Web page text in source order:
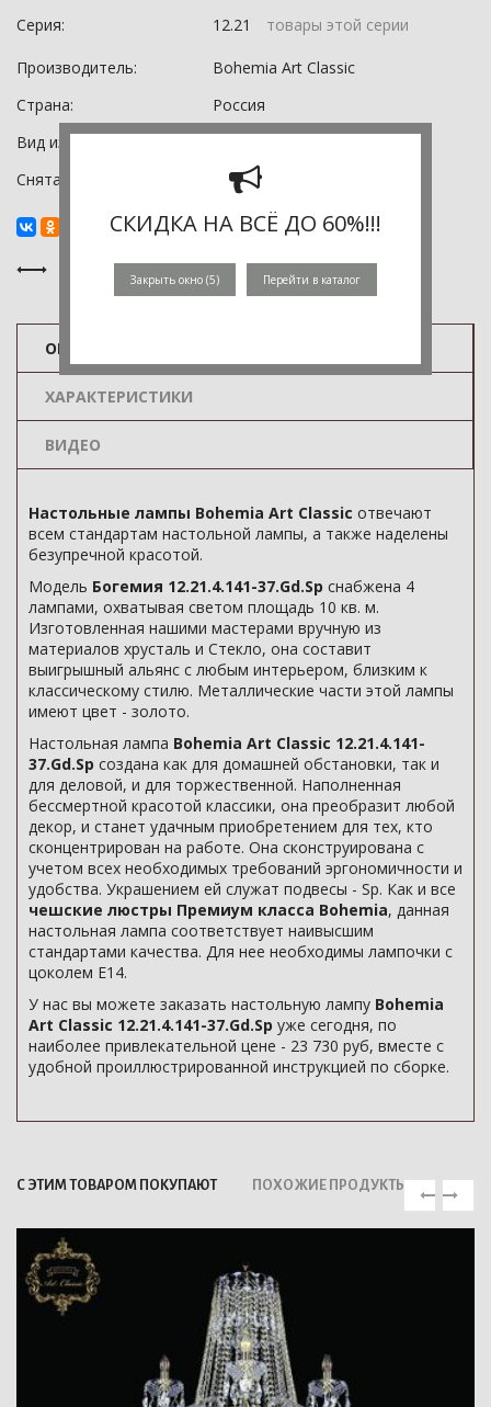
Серия: 12.21 товары этой серии
Производитель:
Bohemia Art Classic
Страна:
Россия
Вид изделия:
Снята с производства:
ОПИСАНИЕ
ХАРАКТЕРИСТИКИ
ВИДЕО
Настольные лампы Bohemia Art Classic отвечают
всем стандартам настольной лампы, а также наделены
безупречной красотой.
Модель Богемия 12.21.4.141-37.Gd.Sp снабжена 4
лампами, охватывая светом площадь 10 кв. м.
Изготовленная нашими мастерами вручную из
материалов хрусталь и Стекло, она составит
выигрышный альянс с любым интерьером, близким к
классическому стилю. Металлические части этой лампы
имеют цвет - золото.
Настольная лампа Bohemia Art Classic 12.21.4.141-
37.Gd.Sp создана как для домашней обстановки, так и
для деловой, и для торжественной. Наполненная
бессмертной красотой классики, она преобразит любой
декор, и станет удачным приобретением для тех, кто
сконцентрирован на работе. Она сконструирована с
учетом всех необходимых требований эргономичности и
удобства. Украшением ей служат подвесы - Sp. Как и все
чешские люстры Премиум класса Bohemia, данная
настольная лампа соответствует наивысшим
стандартами качества. Для нее необходимы лампочки с
цоколем E14.
У нас вы можете заказать настольную лампу Bohemia
Art Classic 12.21.4.141-37.Gd.Sp уже сегодня, по
наиболее привлекательной цене - 23 730 руб, вместе с
удобной проиллюстрированной инструкцией по сборке.
С ЭТИМ ТОВАРОМ ПОКУПАЮТ ПОХОЖИЕ ПРОДУКТЫ
СКИДКА НА ВСЁ ДО 60%!!!
Закрыть окно (5) Перейти в каталог